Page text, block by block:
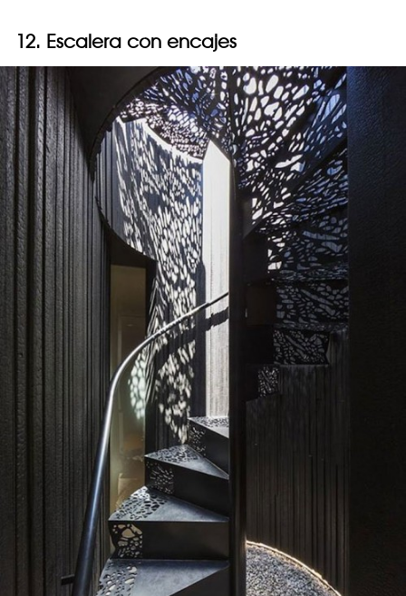
12. Escalera con encajes